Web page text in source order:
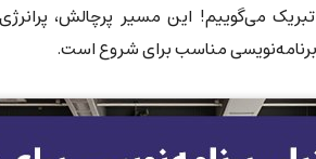
تبریک می‌گوییم! این مسیر پرچالش،
مناسب برای شروع است.